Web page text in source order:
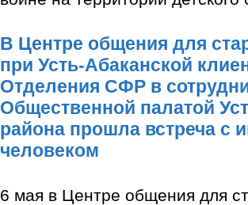
В Центре общения для
при Усть-Абаканской
Отделения СФР в
Общественной палатой
района прошла встреча с
человеком
6 мая в Центре общения для